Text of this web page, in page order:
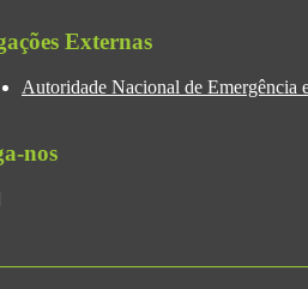
Externas
Autoridade Nacional de Emergência
nos